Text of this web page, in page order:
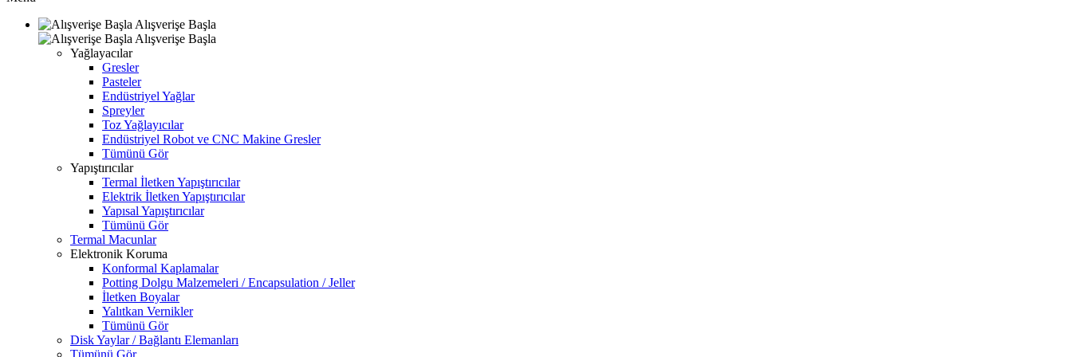
Alışverişe Başla
Alışverişe Başla
Yağlayacılar
Gresler
Pasteler
Endüstriyel Yağlar
Spreyler
Toz Yağlayıcılar
Endüstriyel Robot ve CNC Makine Gresler
Tümünü Gör
Yapıştırıcılar
Termal İletken Yapıştırıcılar
Elektrik İletken Yapıştırıcılar
Yapısal Yapıştırıcılar
Tümünü Gör
Termal Macunlar
Elektronik Koruma
Konformal Kaplamalar
Potting Dolgu Malzemeleri / Encapsulation / Jeller
İletken Boyalar
Yalıtkan Vernikler
Tümünü Gör
Disk Yaylar / Bağlantı Elemanları
Tümünü Gör